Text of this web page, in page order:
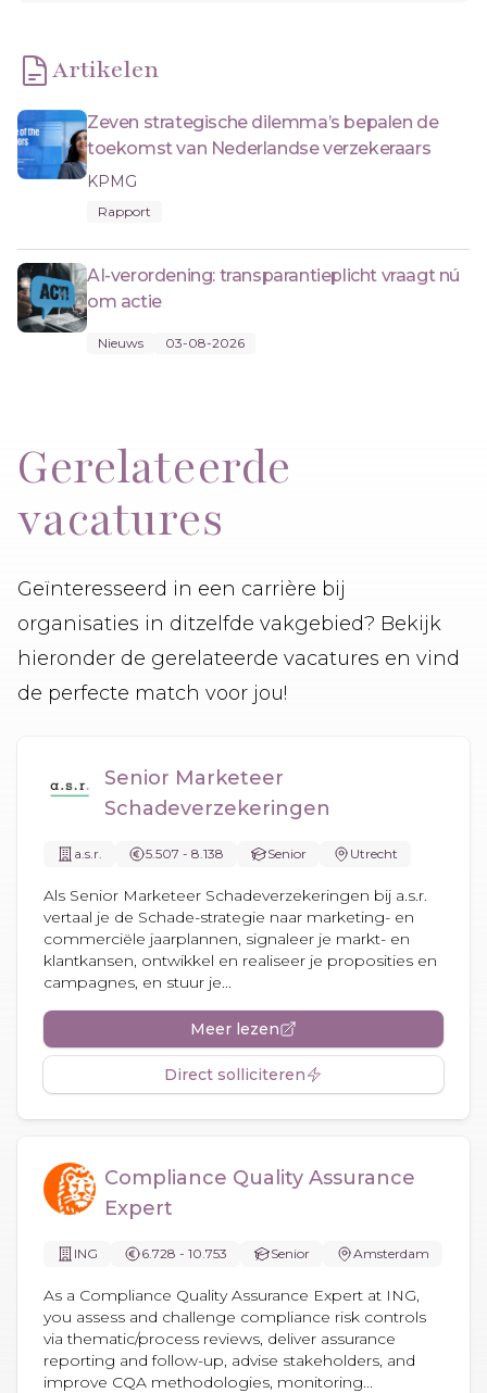
Artikelen
Zeven strategische dilemma’s bepalen de
toekomst van Nederlandse verzekeraars
KPMG
Rapport
AI-verordening: transparantieplicht vraagt nú
om actie
Nieuws 03-08-2026
Gerelateerde
vacatures
Geïnteresseerd in een carrière bij
organisaties in ditzelfde vakgebied? Bekijk
hieronder de gerelateerde vacatures en vind
de perfecte match voor jou!
Senior Marketeer
Schadeverzekeringen
a.s.r. 5.507 - 8.138 Senior Utrecht
Als Senior Marketeer Schadeverzekeringen bij a.s.r.
vertaal je de Schade-strategie naar marketing- en
commerciële jaarplannen, signaleer je markt- en
klantkansen, ontwikkel en realiseer je proposities en
campagnes, en stuur je...
Meer lezen
Direct solliciteren
Compliance Quality Assurance
Expert
ING 6.728 - 10.753 Senior Amsterdam
As a Compliance Quality Assurance Expert at ING,
you assess and challenge compliance risk controls
via thematic/process reviews, deliver assurance
reporting and follow-up, advise stakeholders, and
improve CQA methodologies, monitoring...